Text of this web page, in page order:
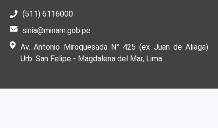
(511) 6116000
sinia@minam.gob.pe
Av. Antonio Miroquesada N° 425 (ex Juan de Aliaga)
Urb. San Felipe - Magdalena del Mar, Lima